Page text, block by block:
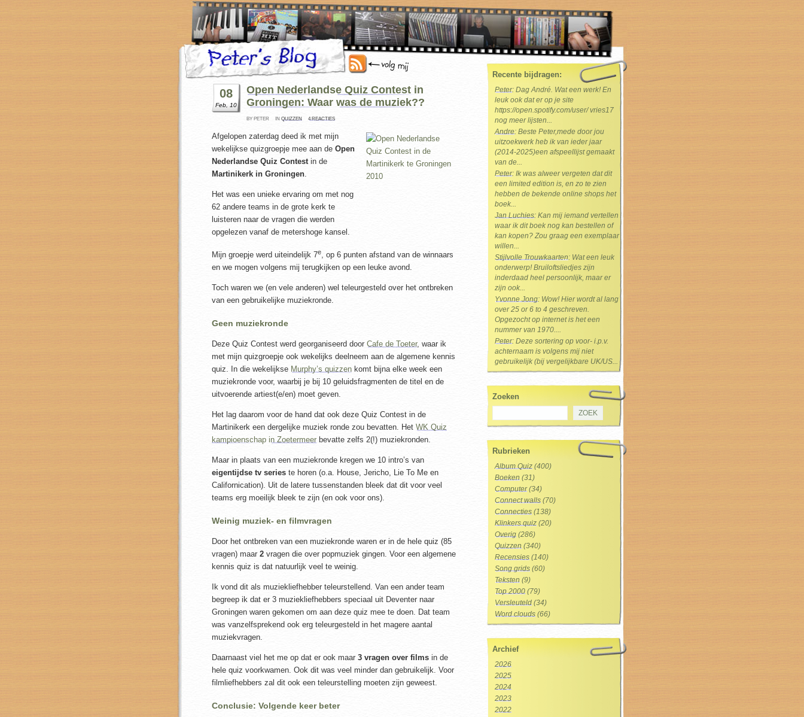
08
Feb, 10
Open Nederlandse Quiz Contest in
Groningen: Waar was de muziek??
BY PETER IN QUIZZEN 4 REACTIES
Afgelopen zaterdag deed ik met mijn
wekelijkse quizgroepje mee aan de Open
Nederlandse Quiz Contestin de
Martinikerk in Groningen.
Het was een unieke ervaring om met nog
62 andere teams in de grote kerk te
luisteren naar de vragen die werden
opgelezen vanaf de metershoge kansel.
Mijn groepje werd uiteindelijk 7e, op 6 punten afstand van de winnaars
en we mogen volgens mij terugkijken op een leuke avond.
Toch waren we (en vele anderen) wel teleurgesteld over het ontbreken
van een gebruikelijke muziekronde.
Geen muziekronde
Deze Quiz Contest werd georganiseerd door Cafe de Toeter, waar ik
met mijn quizgroepje ook wekelijks deelneem aan de algemene kennis
quiz. In die wekelijkse Murphy’s quizzen komt bijna elke week een
muziekronde voor, waarbij je bij 10 geluidsfragmenten de titel en de
uitvoerende artiest(e/en) moet geven.
Het lag daarom voor de hand dat ook deze Quiz Contest in de
Martinikerk een dergelijke muziek ronde zou bevatten. Het WK Quiz
kampioenschap in Zoetermeer bevatte zelfs 2(!) muziekronden.
Maar in plaats van een muziekronde kregen we 10 intro’s van
eigentijdse tv series te horen (o.a. House, Jericho, Lie To Me en
Californication). Uit de latere tussenstanden bleek dat dit voor veel
teams erg moeilijk bleek te zijn (en ook voor ons).
Weinig muziek- en filmvragen
Door het ontbreken van een muziekronde waren er in de hele quiz (85
vragen) maar 2 vragen die over popmuziek gingen. Voor een algemene
kennis quiz is dat natuurlijk veel te weinig.
Ik vond dit als muziekliefhebber teleurstellend. Van een ander team
begreep ik dat er 3 muziekliefhebbers speciaal uit Deventer naar
Groningen waren gekomen om aan deze quiz mee te doen. Dat team
was vanzelfsprekend ook erg teleurgesteld in het magere aantal
muziekvragen.
Daarnaast viel het me op dat er ook maar 3 vragen over films in de
hele quiz voorkwamen. Ook dit was veel minder dan gebruikelijk. Voor
filmliefhebbers zal dit ook een teleurstelling moeten zijn geweest.
Conclusie: Volgende keer beter
Recente bijdragen:
Peter: Dag André. Wat een werk! En
leuk ook dat er op je site
https://open.spotify.com/user/ vries17
nog meer lijsten...
Andre: Beste Peter,mede door jou
uitzoekwerk heb ik van ieder jaar
(2014-2025)een afspeellijst gemaakt
van de...
Peter: Ik was alweer vergeten dat dit
een limited edition is, en zo te zien
hebben de bekende online shops het
boek...
Jan Luchies: Kan mij iemand vertellen
waar ik dit boek nog kan bestellen of
kan kopen? Zou graag een exemplaar
willen...
Stijlvolle Trouwkaarten: Wat een leuk
onderwerp! Bruiloftsliedjes zijn
inderdaad heel persoonlijk, maar er
zijn ook...
Yvonne Jong: Wow! Hier wordt al lang
over 25 or 6 to 4 geschreven.
Opgezocht op internet is het een
nummer van 1970....
Peter: Deze sortering op voor- i.p.v.
achternaam is volgens mij niet
gebruikelijk (bij vergelijkbare UK/US...
Zoeken
Rubrieken
Album Quiz (400)
Boeken (31)
Computer(34)
Connect walls (70)
Connecties (138)
Klinkers quiz (20)
Overig (286)
Quizzen (340)
Recensies (140)
Song grids (60)
Teksten (9)
Top 2000 (79)
Versleuteld (34)
Word clouds (66)
Archief
2026
2025
2024
2023
2022